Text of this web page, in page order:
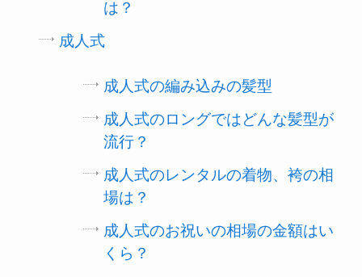
は？
成人式
成人式の編み込みの髪型
成人式のロングではどんな髪型が
流行？
成人式のレンタルの着物、袴の相
場は？
成人式のお祝いの相場の金額はい
くら？